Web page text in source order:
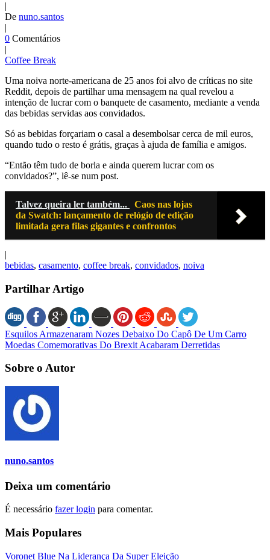
|
De nuno.santos
|
0 Comentários
|
Coffee Break
Uma noiva norte-americana de 25 anos foi alvo de críticas no site
Reddit, depois de partilhar uma mensagem na qual revelou a
intenção de lucrar com o banquete de casamento, mediante a venda
das bebidas servidas aos convidados.
Só as bebidas forçariam o casal a desembolsar cerca de mil euros,
quando tudo o resto é grátis, graças à ajuda de família e amigos.
“Então têm tudo de borla e ainda querem lucrar com os
convidados?”, lê-se num post.
Talvez queira ler também...
Caos nas lojas
da Swatch: lançamento de relógio de edição
limitada gera filas gigantes e confrontos
|
bebidas, casamento, coffee break, convidados, noiva
Partilhar Artigo
Esquilos Armazenaram Nozes Debaixo Do Capô De Um Carro
Moedas Comemorativas Do Brexit Acabaram Derretidas
Sobre o Autor
nuno.santos
Deixa um comentário
É necessário fazer login para comentar.
Mais Populares
Voronet Blue Na Liderança Da Super Eleição